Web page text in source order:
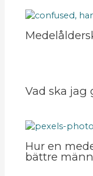
Vad ska jag
Hur en
bättre